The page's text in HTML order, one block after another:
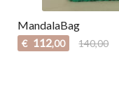
MandalaBag
€ 112,00 140,00